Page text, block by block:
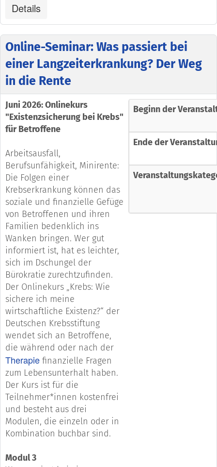
Details
Online-Seminar: Was passiert bei
einer Langzeiterkrankung? Der Weg
in die Rente
Juni 2026: Onlinekurs
"Existenzsicherung bei Krebs"
für Betroffene
Arbeitsausfall,
Berufsunfähigkeit, Minirente:
Die Folgen einer
Krebserkrankung können das
soziale und finanzielle Gefüge
von Betroffenen und ihren
Familien bedenklich ins
Wanken bringen. Wer gut
informiert ist, hat es leichter,
sich im Dschungel der
Bürokratie zurechtzufinden.
Der Onlinekurs „Krebs: Wie
sichere ich meine
wirtschaftliche Existenz?“ der
Deutschen Krebsstiftung
wendet sich an Betroffene,
die während oder nach der
Therapie finanzielle Fragen
zum Lebensunterhalt haben.
Der Kurs ist für die
Teilnehmer*innen kostenfrei
und besteht aus drei
Modulen, die einzeln oder in
Kombination buchbar sind.
Modul 3
Beginn der
Ende der